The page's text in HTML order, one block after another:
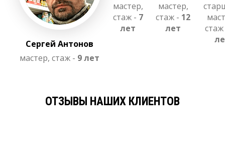
Сергей Антонов
мастер, стаж - 9 лет
мастер,
стаж - 7
лет
мастер,
стаж - 12
лет
ОТЗЫВЫ НАШИХ КЛИЕНТОВ